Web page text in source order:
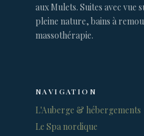
aux Mulets. Suites avec vue
pleine nature, bains à
massothérapie.
NAVIGATION
L'Auberge & hébergements
Le Spa nordique